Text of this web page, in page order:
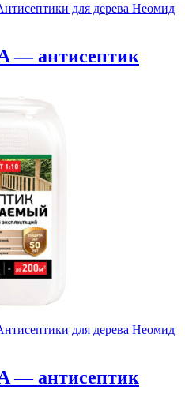
для дерева Неомид
— антисептик
для дерева Неомид
— антисептик